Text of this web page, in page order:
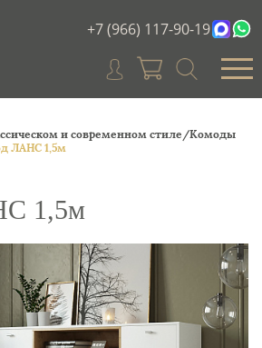
+7 (966) 117-90-19
и современном стиле/Комоды
ЛАНС 1,5м
1,5м